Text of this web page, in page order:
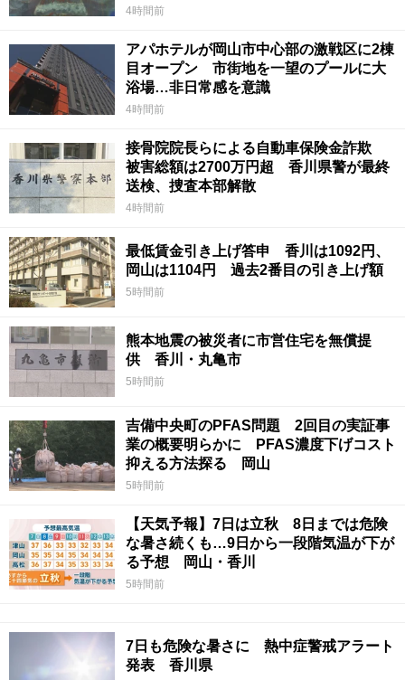
4時間前
アパホテルが岡山市中心部の激戦区に2棟
目オープン 市街地を一望のプールに大
浴場…非日常感を意識
4時間前
接骨院院長らによる自動車保険金詐欺
被害総額は2700万円超 香川県警が最終
送検、捜査本部解散
4時間前
最低賃金引き上げ答申 香川は1092円、
岡山は1104円 過去2番目の引き上げ額
5時間前
熊本地震の被災者に市営住宅を無償提
供 香川・丸亀市
5時間前
吉備中央町のPFAS問題 2回目の実証事
業の概要明らかに PFAS濃度下げコスト
抑える方法探る 岡山
5時間前
【天気予報】7日は立秋 8日までは危険
な暑さ続くも…9日から一段階気温が下が
る予想 岡山・香川
5時間前
7日も危険な暑さに 熱中症警戒アラート
発表 香川県